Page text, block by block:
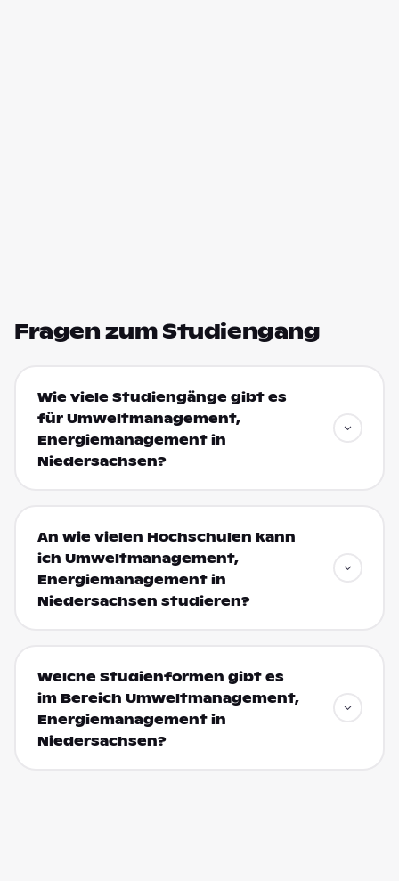
Fragen zum Studiengang
Wie viele Studiengänge gibt es
für Umweltmanagement,
Energiemanagement in
Niedersachsen?
An wie vielen Hochschulen kann
ich Umweltmanagement,
Energiemanagement in
Niedersachsen studieren?
Welche Studienformen gibt es
im Bereich Umweltmanagement,
Energiemanagement in
Niedersachsen?